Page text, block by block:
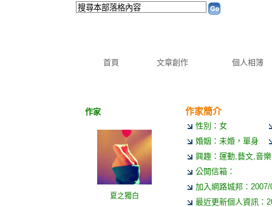
首頁 文章創作 個人相簿
作家
夏之獨白
作家簡介
性別：女
婚姻：未婚，單身
興趣：運動,藝文,音
公開信箱：
加入網路城邦：
最近更新個人資訊：